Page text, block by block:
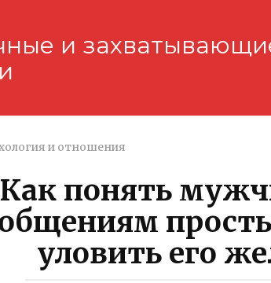
и
и отношения
Как понять
уловить его